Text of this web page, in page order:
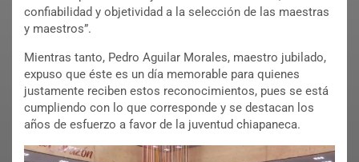
confiabilidad y objetividad a la selección de las maestras
y maestros”.
Mientras tanto, Pedro Aguilar Morales, maestro jubilado,
expuso que éste es un día memorable para quienes
justamente reciben estos reconocimientos, pues se está
cumpliendo con lo que corresponde y se destacan los
años de esfuerzo a favor de la juventud chiapaneca.